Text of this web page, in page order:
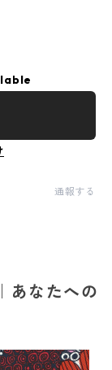
通報する
なたへの